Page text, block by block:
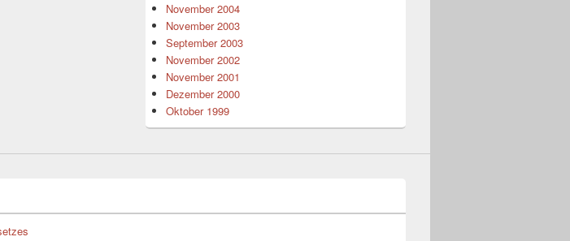
November 2004
November 2003
September 2003
November 2002
November 2001
Dezember 2000
Oktober 1999